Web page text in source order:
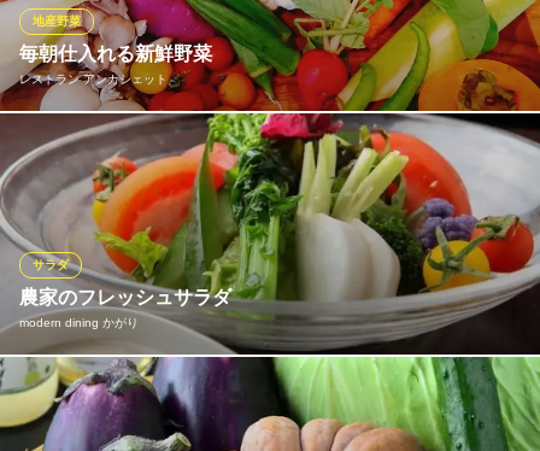
スもたっぷり入って、女性に人気メニューです。
ナマステスーリヤ す～さんのインド料理 湊店
本格インド料理＆居酒屋
南海本線井原里駅 徒歩11分
大阪府泉佐野市湊4-2-6
毎朝仕入れる新鮮野菜
レストラン アンカシェット
地産野菜
地場野菜を中心に新鮮な季節野菜やフルーツをたっぷり使ったコ
ース料理をお楽しみください！
レストラン アンカシェット
フレンチレストラン
泉北高速鉄道線光明池駅 徒歩15分
大阪府和泉市伏屋町3-22-50 2F
農家のフレッシュサラダ
modern dining かがり
サラダ
新鮮な季節の野菜を使ったサラダです。ドレッシングにもこだわ
っています。